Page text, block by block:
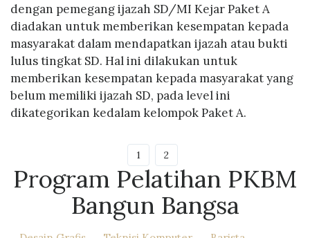
dengan pemegang ijazah SD/MI Kejar Paket A
diadakan untuk memberikan kesempatan kepada
masyarakat dalam mendapatkan ijazah atau bukti
lulus tingkat SD. Hal ini dilakukan untuk
memberikan kesempatan kepada masyarakat yang
belum memiliki ijazah SD, pada level ini
dikategorikan kedalam kelompok Paket A.
1 2
Program Pelatihan PKBM
Bangun Bangsa